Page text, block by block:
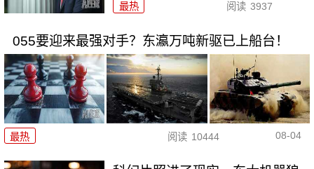
最热 阅读 3937
055要迎来最强对手？东瀛万吨新驱已上船台！
最热 阅读 10444 08-04